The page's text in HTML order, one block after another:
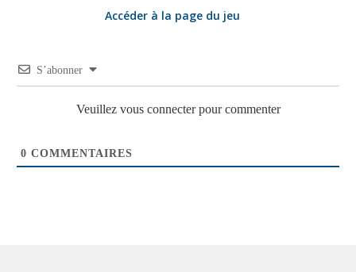
Accéder à la page du jeu
S’abonner
Veuillez vous connecter pour commenter
0 COMMENTAIRES